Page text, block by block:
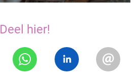
Deel hier!